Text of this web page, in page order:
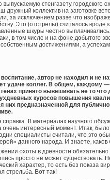
стенгазету городского
коллектив на заготовке
за исключением разве что
Это (отстрелы) считалось вроде
шкуры честно
в том числе и на фоне добытого
достижениями, а
автор не находил и не
удаче коллег. В общем, каждому
принято вывешивать не то
куросов повышения
них предназначенной для
справка. В материалах научного
очень интересный момент. Итак,
специалисты считали, что это
данного народа. И знаете,
охоты в древности
просто не может существовать.
характер, то есть без показа
стрельба. Вот так!